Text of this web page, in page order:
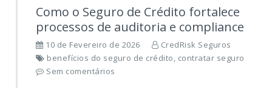
Como o Seguro de Crédito fortalece
processos de auditoria e compliance
10 de Fevereiro de 2026
CredRisk Seguros
benefícios do seguro de crédito, contratar seguro
Sem comentários